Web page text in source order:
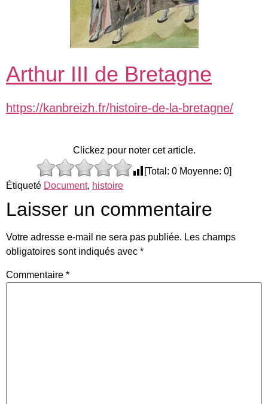
Arthur III de Bretagne
https://kanbreizh.fr/histoire-de-la-bretagne/
Clickez pour noter cet article.
[Total: 0 Moyenne: 0]
Étiqueté Document, histoire
Laisser un commentaire
Votre adresse e-mail ne sera pas publiée. Les champs
obligatoires sont indiqués avec *
Commentaire *